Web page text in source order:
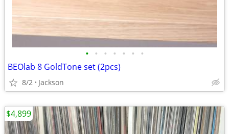
• • • • • • •
BEOlab 8 GoldTone set (2pcs)
8/2 Jackson
$4,899